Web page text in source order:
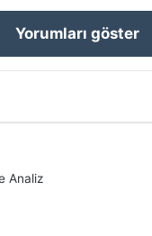
Yorumları göster
Analiz